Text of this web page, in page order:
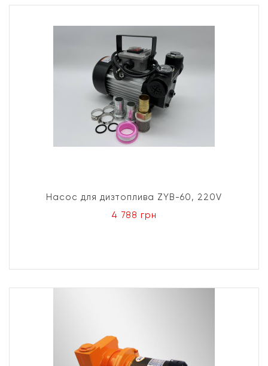
Насос для дизтоплива ZYB-60, 220V
4 788 грн